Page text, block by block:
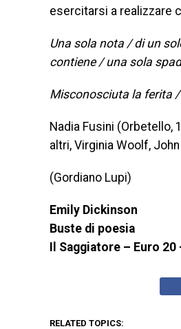
esercitarsi a realizzare
Una sola nota / di un
contiene / una sola
Misconosciuta la ferita
Nadia Fusini
altri, Virginia Woolf,
(Gordiano Lupi)
Emily Dickinson
Buste di poesia
Il Saggiatore – Euro 20
RELATED TOPICS: